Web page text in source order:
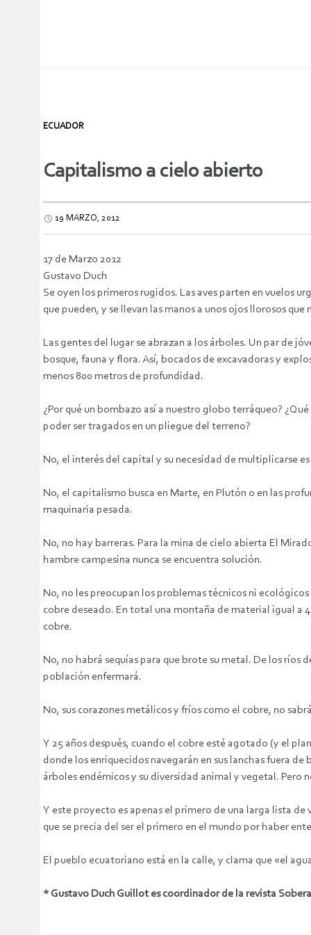
ECUADOR
Capitalismo a cielo abierto
19 MARZO, 2012
17 de Marzo 2012
Gustavo Duch
Se oyen los primeros rugidos. Las aves parten en vuelos
que pueden, y se llevan las manos a unos ojos llorosos
Las gentes del lugar se abrazan a los árboles. Un par de
bosque, fauna y flora. Así, bocados de excavadoras y
menos 800 metros de profundidad.
¿Por qué un bombazo así a nuestro globo terráqueo?
poder ser tragados en un pliegue del terreno?
No, el interés del capital y su necesidad de multiplicarse
No, el capitalismo busca en Marte, en Plutón o en las
maquinaria pesada.
No, no hay barreras. Para la mina de cielo abierta El
hambre campesina nunca se encuentra solución.
No, no les preocupan los problemas técnicos ni
cobre deseado. En total una montaña de material igual a
cobre.
No, no habrá sequías para que brote su metal. De los
población enfermará.
No, sus corazones metálicos y fríos como el cobre, no
Y 25 años después, cuando el cobre esté agotado (y el
donde los enriquecidos navegarán en sus lanchas fuera
árboles endémicos y su diversidad animal y vegetal. Pero
Y este proyecto es apenas el primero de una larga lista
que se precia del ser el primero en el mundo por haber
El pueblo ecuatoriano está en la calle, y clama que «el
* Gustavo Duch Guillot es coordinador de la revista